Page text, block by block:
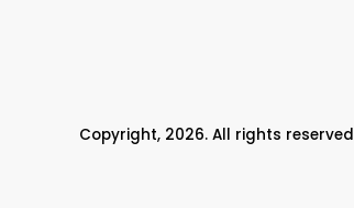
Copyright, 2026. All rights reserved